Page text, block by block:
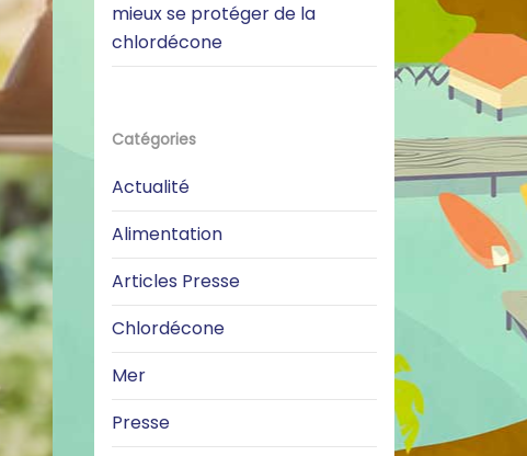
mieux se protéger de la
chlordécone
Catégories
Actualité
Alimentation
Articles Presse
Chlordécone
Mer
Presse